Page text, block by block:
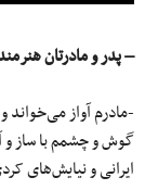
– پدر و مادرتان
-مادرم آواز می‌خواند
گوش و چشمم با ساز و
ایرانی و نیایش‌های